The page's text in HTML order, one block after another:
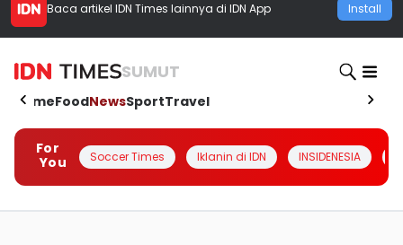
Baca artikel IDN Times lainnya di IDN App Install
SUMUT
HomeFoodNewsSportTravel
For
You
Soccer Times Iklanin di IDN INSIDENESIA